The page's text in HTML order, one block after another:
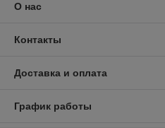
О нас
Контакты
Доставка и оплата
График работы